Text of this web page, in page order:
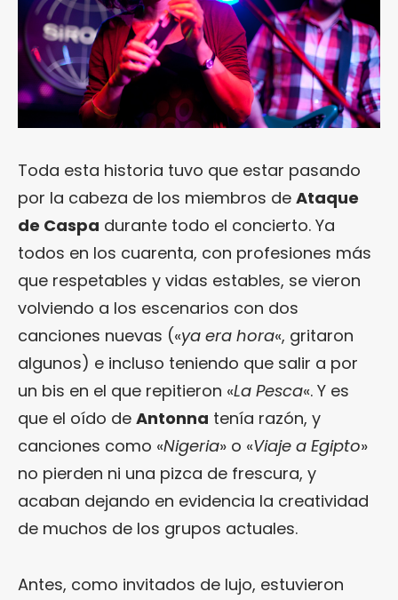
Toda esta historia tuvo que estar pasando
por la cabeza de los miembros de Ataque
de Caspa durante todo el concierto. Ya
todos en los cuarenta, con profesiones más
que respetables y vidas estables, se vieron
volviendo a los escenarios con dos
canciones nuevas («ya era hora«, gritaron
algunos) e incluso teniendo que salir a por
un bis en el que repitieron «La Pesca«. Y es
que el oído de Antonna tenía razón, y
canciones como «Nigeria» o «Viaje a Egipto»
no pierden ni una pizca de frescura, y
acaban dejando en evidencia la creatividad
de muchos de los grupos actuales.
Antes, como invitados de lujo, estuvieron